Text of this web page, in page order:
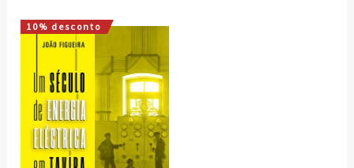
10% desconto
O
preço
era:
12,00 €.
O
atual
é:
10,80 €.